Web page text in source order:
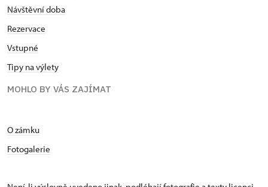
Návštěvní doba
Rezervace
Vstupné
Tipy na výlety
MOHLO BY VÁS ZAJÍMAT
O zámku
Fotogalerie